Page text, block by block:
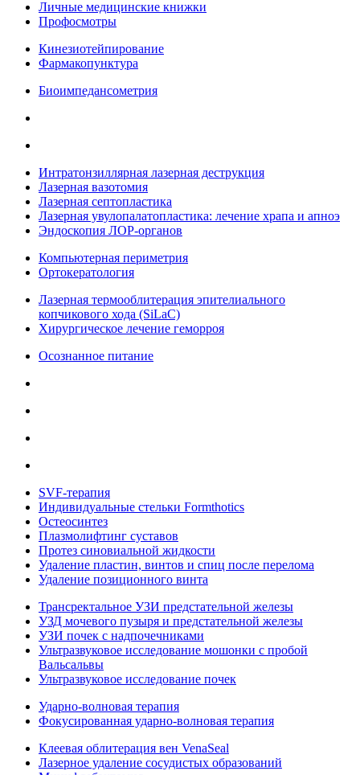
Личные медицинские книжки
Профосмотры
Кинезиотейпирование
Фармакопунктура
Биоимпедансометрия
Интратонзиллярная лазерная деструкция
Лазерная вазотомия
Лазерная септопластика
Лазерная увулопалатопластика: лечение храпа и апноэ
Эндоскопия ЛОР-органов
Компьютерная периметрия
Ортокератология
Лазерная термооблитерация эпителиального
копчикового хода (SiLaC)
Хирургическое лечение геморроя
Осознанное питание
SVF-терапия
Индивидуальные стельки Formthotics
Остеосинтез
Плазмолифтинг суставов
Протез синовиальной жидкости
Удаление пластин, винтов и спиц после перелома
Удаление позиционного винта
Трансректальное УЗИ предстательной железы
УЗД мочевого пузыря и предстательной железы
УЗИ почек с надпочечниками
Ультразвуковое исследование мошонки с пробой
Вальсальвы
Ультразвуковое исследование почек
Ударно-волновая терапия
Фокусированная ударно-волновая терапия
Клеевая облитерация вен VenaSeal
Лазерное удаление сосудистых образований